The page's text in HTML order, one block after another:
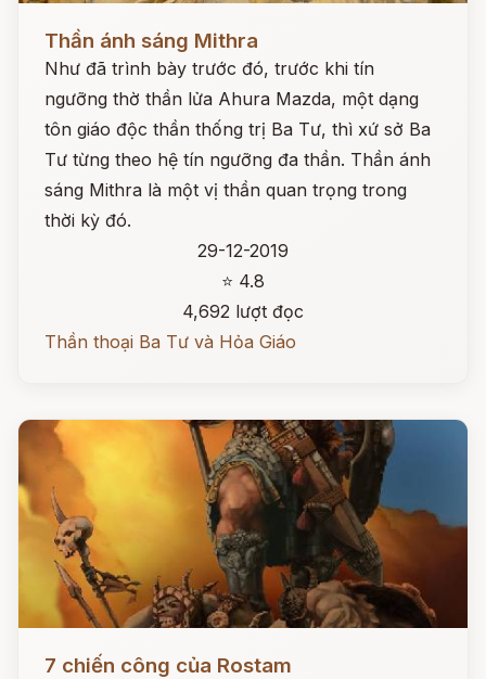
Đọc ngay
Thần ánh sáng Mithra
Như đã trình bày trước đó, trước khi tín
ngưỡng thờ thần lửa Ahura Mazda, một dạng
tôn giáo độc thần thống trị Ba Tư, thì xứ sở Ba
Tư từng theo hệ tín ngưỡng đa thần. Thần ánh
sáng Mithra là một vị thần quan trọng trong
thời kỳ đó.
29-12-2019
⭐ 4.8
4,692 lượt đọc
Thần thoại Ba Tư và Hỏa Giáo
7 chiến công của Rostam